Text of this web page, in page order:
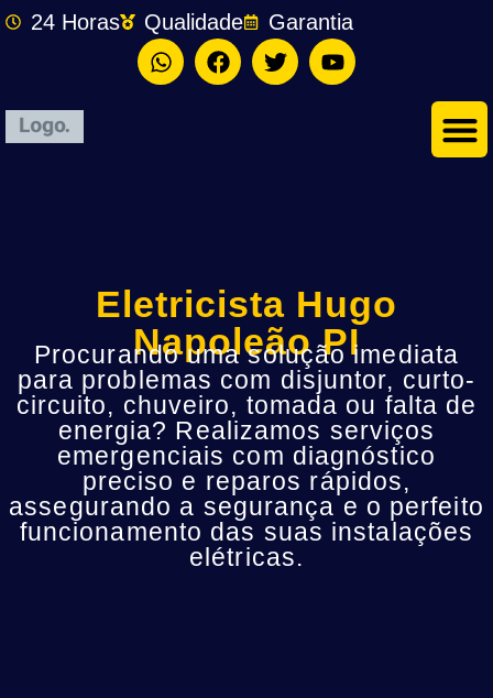
24 Horas Qualidade Garantia
Eletricista Hugo
Napoleão PI
Procurando uma solução imediata
para problemas com disjuntor, curto-
circuito, chuveiro, tomada ou falta de
energia? Realizamos serviços
emergenciais com diagnóstico
preciso e reparos rápidos,
assegurando a segurança e o perfeito
funcionamento das suas instalações
elétricas.